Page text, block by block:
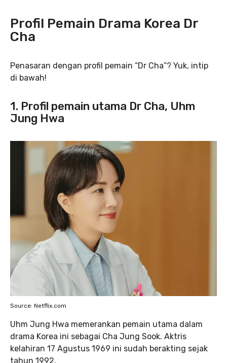
Profil Pemain Drama Korea Dr
Cha
Penasaran dengan profil pemain “Dr Cha”? Yuk, intip
di bawah!
1. Profil pemain utama Dr Cha, Uhm
Jung Hwa
Source: Netflix.com
Uhm Jung Hwa memerankan pemain utama dalam
drama Korea ini sebagai Cha Jung Sook. Aktris
kelahiran 17 Agustus 1969 ini sudah berakting sejak
tahun 1992.